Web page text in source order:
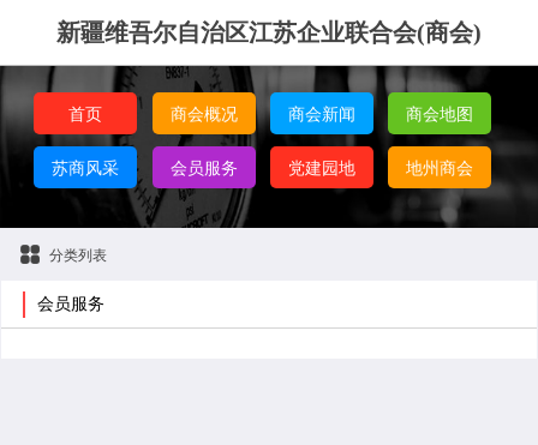
新疆维吾尔自治区江苏企业联合会(商会)
首页 商会概况 商会新闻 商会地图
苏商风采 会员服务 党建园地 地州商会
分类列表
会员服务